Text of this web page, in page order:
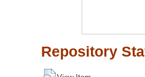
Repository